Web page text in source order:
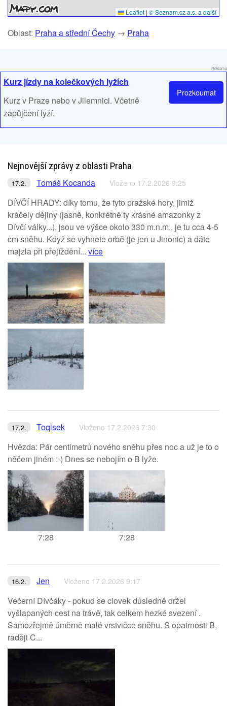
Leaflet | © Seznam.cz a.s. a další
Oblast: Praha a střední Čechy → Praha
Reklama
Prozkoumat
Kurz jízdy na kolečkových lyžích
Kurz v Praze nebo v Jilemnici. Včetně
zapůjčení lyží.
Nejnovější zprávy z oblasti Praha
17.2. Tomáš Kocanda Vloženo 17.2.2026 9:25
DÍVČÍ HRADY: díky tomu, že tyto pražské hory, jimiž
kráčely dějiny (jasně, konkrétně ty krásné amazonky z
Dívčí války...), jsou ve výšce okolo 330 m.n.m., je tu cca 4-5
cm sněhu. Když se vyhnete orbě (je jen u Jinonic) a dáte
majzla při přejíždění... více
17.2. Toqisek Vloženo 17.2.2026 7:30
Hvězda: Pár centimetrů nového sněhu přes noc a už je to o
něčem jiném :-) Dnes se nebojím o B lyže.
7:28 7:28
16.2. Jen Vloženo 17.2.2026 9:17
Večerní Dívčáky - pokud se clovek důsledně držel
vyšlapaných cest na trávě, tak celkem hezké svezení .
Samozřejmě úměrně malé vrstvičce sněhu. S opatrnosti B,
raději C...